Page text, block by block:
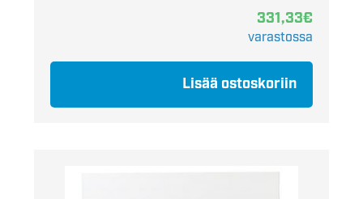
331,33€
varastossa
Lisää ostoskoriin